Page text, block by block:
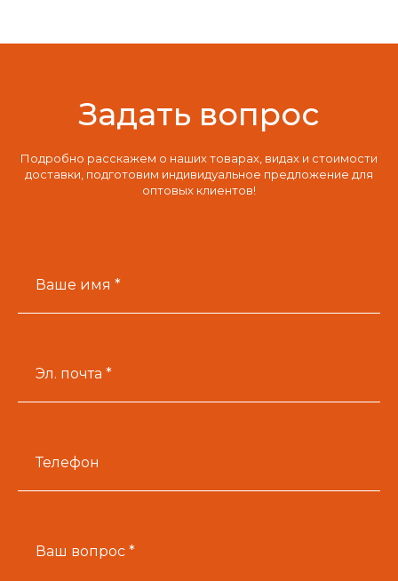
Задать вопрос
Подробно расскажем о наших товарах, видах и стоимости
доставки, подготовим индивидуальное предложение для
оптовых клиентов!
Ваше имя *
Эл. почта *
Телефон
Ваш вопрос *